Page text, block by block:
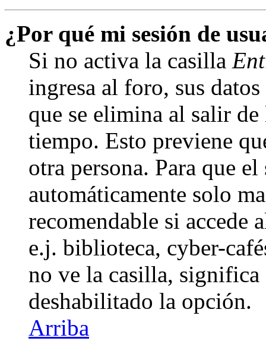
¿Por qué mi sesión de
Si no activa la casilla
ingresa al foro, sus
que se elimina al salir
tiempo. Esto previene
otra persona. Para que
automáticamente solo
recomendable si accede
e.j. biblioteca, cyber-
no ve la casilla,
deshabilitado la opción.
Arriba